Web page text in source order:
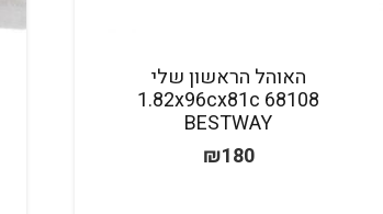
האוהל הראשון שלי
1.82x96cx81c 68108
BESTWAY
₪180